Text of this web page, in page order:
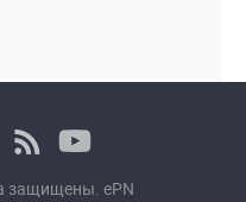
защищены. ePN